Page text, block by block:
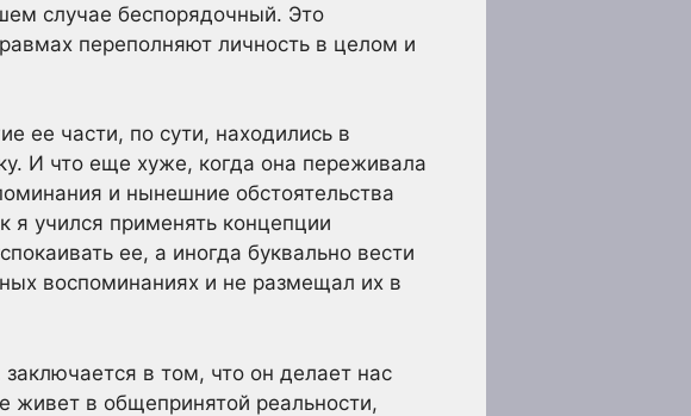
случае беспорядочный. Это
переполняют личность в целом и
ее части, по сути, находились в
И что еще хуже, когда она переживала
и нынешние обстоятельства
я учился применять концепции
ее, а иногда буквально вести
воспоминаниях и не размещал их в
в том, что он делает нас
живет в общепринятой реальности,